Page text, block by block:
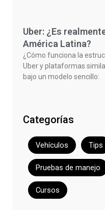
Uber: ¿Es
América Latina?
¿Cómo funciona la
Uber y plataformas
bajo un modelo sencillo:
Categorías
Vehículos Tips
Pruebas de manejo
Cursos